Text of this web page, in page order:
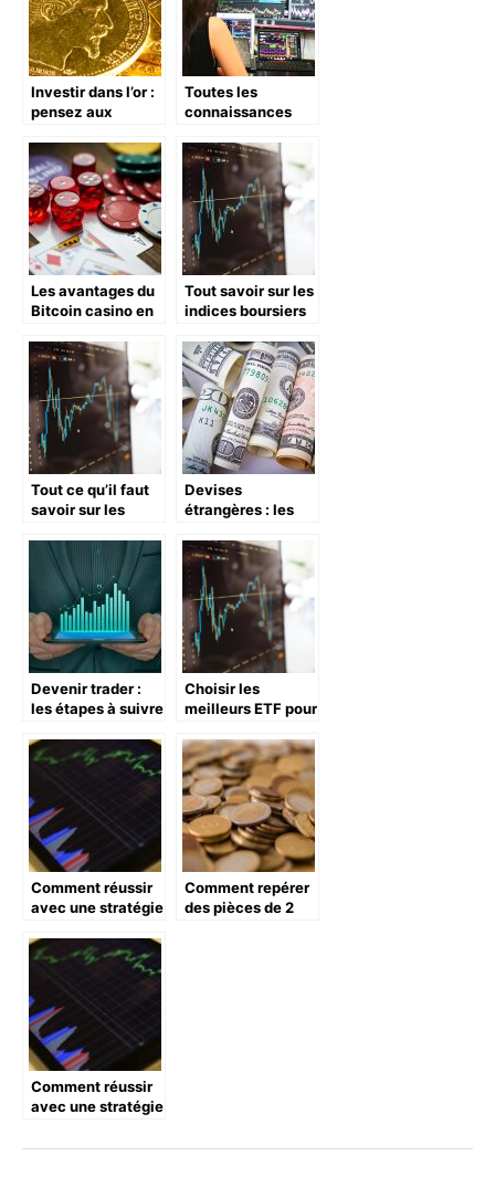
Investir dans l’or :
pensez aux
francs
Toutes les
connaissances
investir en bourse
Les avantages du
Bitcoin casino en
Tout savoir sur les
indices boursiers
Tout ce qu’il faut
savoir sur les
Devises
étrangères : les
obtenir le meilleur
taux de change
lors de l’achat de
Dirhams
marocains
Devenir trader :
les étapes à suivre
consulter
Choisir les
meilleurs ETF pour
delà des actions
individuelles
Comment réussir
avec une stratégie
terme : conseils et
étapes clés
Comment repérer
des pièces de 2
Comment réussir
avec une stratégie
terme : conseils et